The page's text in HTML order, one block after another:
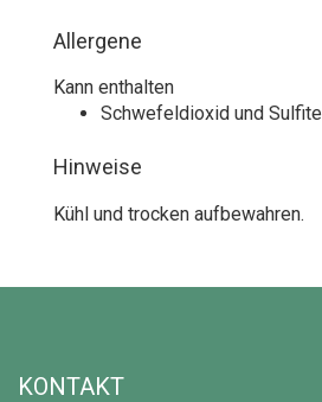
Allergene
Kann enthalten
Schwefeldioxid und Sulfite
Hinweise
Kühl und trocken aufbewahren.
KONTAKT